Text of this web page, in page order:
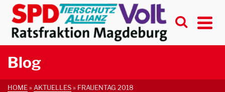
Blog
HOME» AKTUELLES» FRAUENTAG 2018